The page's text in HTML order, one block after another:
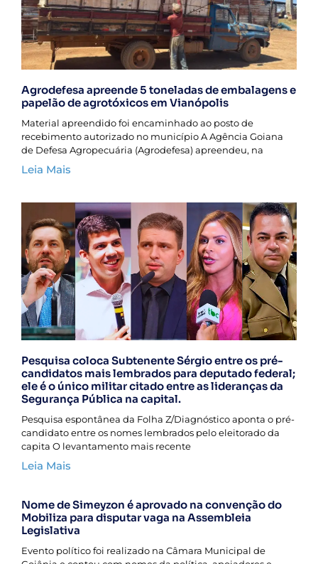
Agrodefesa apreende 5 toneladas de embalagens e
papelão de agrotóxicos em Vianópolis
Material apreendido foi encaminhado ao posto de
recebimento autorizado no município A Agência Goiana
de Defesa Agropecuária (Agrodefesa) apreendeu, na
Leia Mais
Pesquisa coloca Subtenente Sérgio entre os pré-
candidatos mais lembrados para deputado federal;
ele é o único militar citado entre as lideranças da
Segurança Pública na capital.
Pesquisa espontânea da Folha Z/Diagnóstico aponta o pré-
candidato entre os nomes lembrados pelo eleitorado da
capita O levantamento mais recente
Leia Mais
Nome de Simeyzon é aprovado na convenção do
Mobiliza para disputar vaga na Assembleia
Legislativa
Evento político foi realizado na Câmara Municipal de